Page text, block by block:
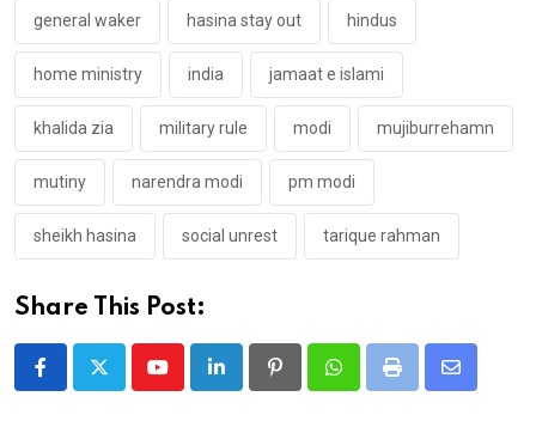
general waker hasina stay out hindus
home ministry india jamaat e islami
khalida zia military rule modi mujiburrehamn
mutiny narendra modi pm modi
sheikh hasina social unrest tarique rahman
Share This Post:
YoutubeLinkedInPinterestWhatsappPrint
Share